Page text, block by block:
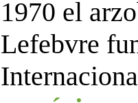
1970 el
Lefebvre